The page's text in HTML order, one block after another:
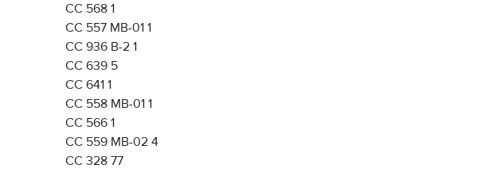
СС 568 1
СС 557 МВ-01 1
СС 936 В-2 1
СС 639 5
СС 641 1
СС 558 МВ-01 1
СС 566 1
СС 559 МВ-02 4
СС 328 77